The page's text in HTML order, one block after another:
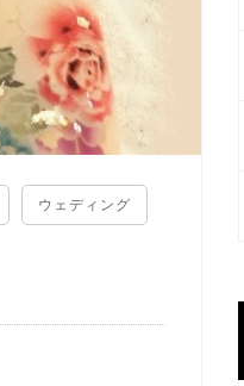
ウェディング